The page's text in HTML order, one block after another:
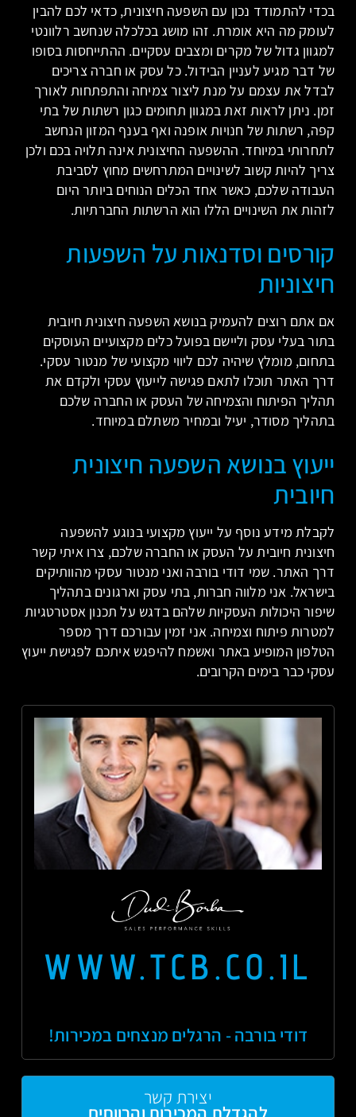
בכדי להתמודד נכון עם השפעה חיצונית, כדאי לכם להבין
לעומק מה היא אומרת. זהו מושג בכלכלה שנחשב רלוונטי
למגוון גדול של מקרים ומצבים עסקיים. ההתייחסות בסופו
של דבר מגיע לעניין הבידול. כל עסק או חברה צריכים
לבדל את עצמם על מנת ליצור צמיחה והתפתחות לאורך
זמן. ניתן לראות זאת במגוון תחומים כגון רשתות של בתי
קפה, רשתות של חנויות אופנה ואף בענף המזון הנחשב
לתחרותי במיוחד. ההשפעה החיצונית אינה תלויה בכם ולכן
צריך להיות קשוב לשינויים המתרחשים מחוץ לסביבת
העבודה שלכם, כאשר אחד הכלים הנוחים ביותר היום
לזהות את השינויים הללו הוא הרשתות החברתיות.
קורסים וסדנאות על השפעות
חיצוניות
אם אתם רוצים להעמיק בנושא השפעה חיצונית חיובית
בתור בעלי עסק וליישם בפועל כלים מקצועיים העוסקים
בתחום, מומלץ שיהיה לכם ליווי מקצועי של מנטור עסקי.
דרך האתר תוכלו לתאם פגישה לייעוץ עסקי ולקדם את
תהליך הפיתוח והצמיחה של העסק או החברה שלכם
בתהליך מסודר, יעיל ובמחיר משתלם במיוחד.
ייעוץ בנושא השפעה חיצונית
חיובית
לקבלת מידע נוסף על ייעוץ מקצועי בנוגע להשפעה
חיצונית חיובית על העסק או החברה שלכם, צרו איתי קשר
דרך האתר. שמי דודי בורבה ואני מנטור עסקי מהוותיקים
בישראל. אני מלווה חברות, בתי עסק וארגונים בתהליך
שיפור היכולות העסקיות שלהם בדגש על תכנון אסטרטגיות
למטרות פיתוח וצמיחה. אני זמין עבורכם דרך מספר
הטלפון המופיע באתר ואשמח להיפגש איתכם לפגישת ייעוץ
עסקי כבר בימים הקרובים.
WWW.TCB.CO.IL
דודי בורבה - הרגלים מנצחים במכירות!
יצירת קשר